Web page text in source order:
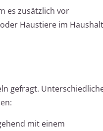
es zusätzlich vor
Haustiere im Haushalt
gefragt.
mit einem